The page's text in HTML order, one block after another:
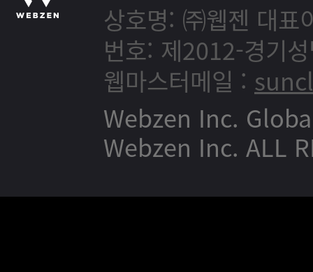
상호명: ㈜웹젠 대표
번호: 제2012-경기
웹마스터메일 :
Webzen Inc.
Webzen Inc. ALL